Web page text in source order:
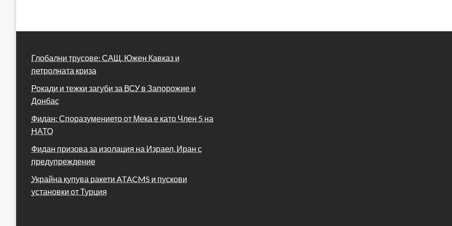
Глобални трусове: САЩ, Южен Кавказ и
петролната криза
Рокади и тежки загуби за ВСУ в Запорожие и
Донбас
Фидан: Споразумението от Мека е като Член 5 на
НАТО
Фидан призова за изолация на Израел, Иран с
предупреждение
Украйна купува ракети ATACMS и пускови
установки от Турция